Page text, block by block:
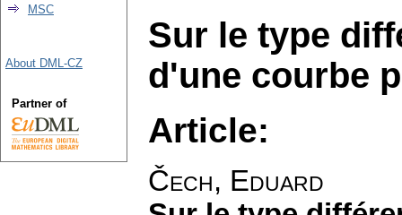
Sur le type
d'une courbe
Article:
Čech, Eduard
MSC
About DML-CZ
Partner of